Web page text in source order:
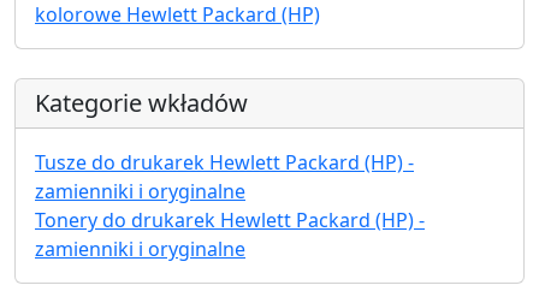
kolorowe Hewlett Packard (HP)
Kategorie wkładów
Tusze do drukarek Hewlett Packard (HP) -
zamienniki i oryginalne
Tonery do drukarek Hewlett Packard (HP) -
zamienniki i oryginalne